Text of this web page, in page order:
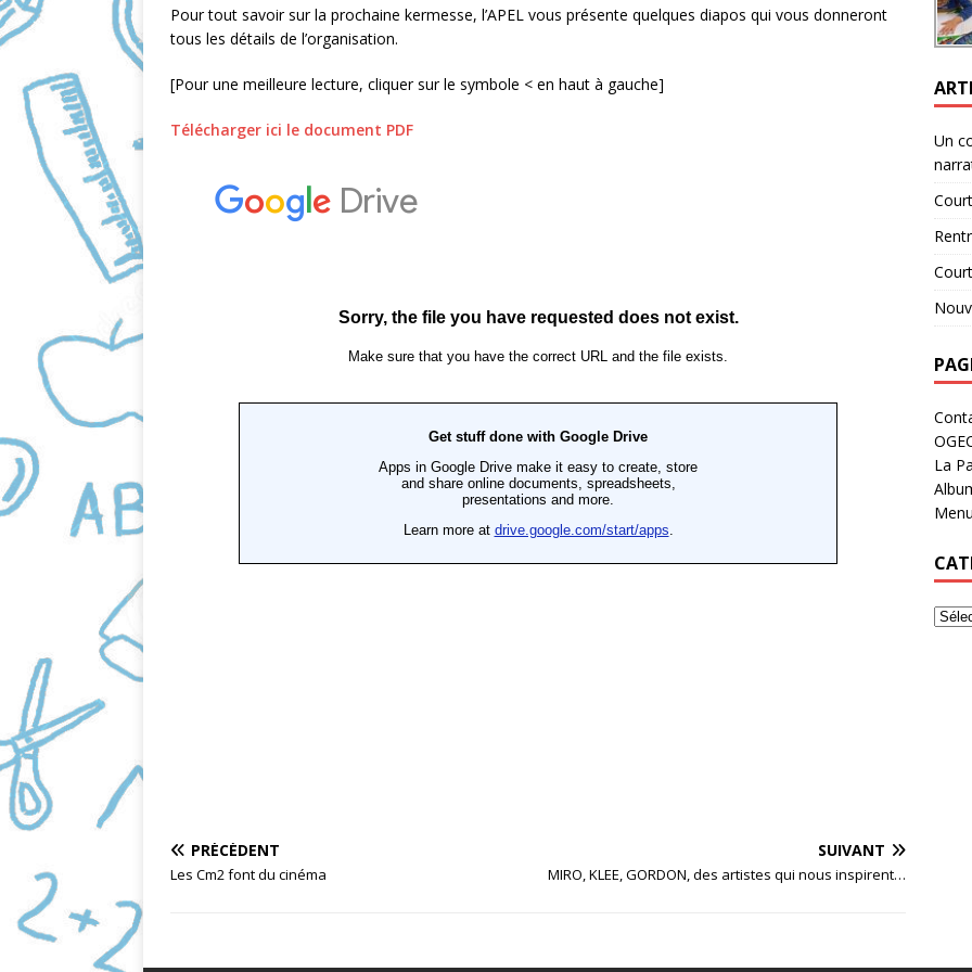
c
e
b
o
a
i
l
Pour tout savoir sur la prochaine kermesse, l’APEL vous présente quelques diapos qui vous donneront
tous les détails de l’organisation.
[Pour une meilleure lecture, cliquer sur le symbole < en haut à gauche]
Télécharger ici le document PDF
PRÉCÉDENT
Les Cm2 font du cinéma
SUIVANT
MIRO, KLEE, GORDON, des artistes qui nous inspirent…
Un
La